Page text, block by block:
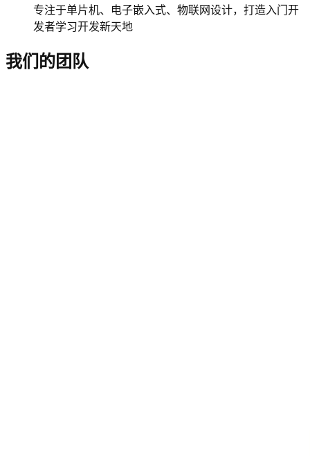
专注于单片机、电子嵌入式、物联网设计，打造入门开
发者学习开发新天地
我们的团队